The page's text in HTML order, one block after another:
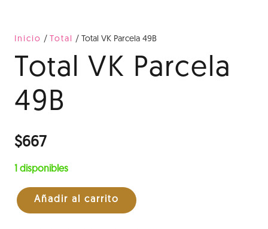
Inicio / Total / Total VK Parcela 49B
Total VK Parcela
49B
$667
1 disponibles
Total
Añadir al carrito